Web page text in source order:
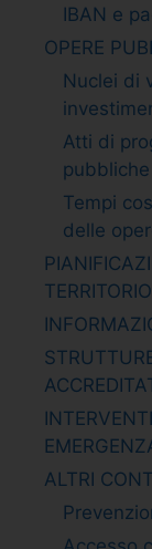
IBAN e
OPERE
Nuclei di
Atti di
pubbliche
Tempi
delle
TERRITORIO
ALTRI